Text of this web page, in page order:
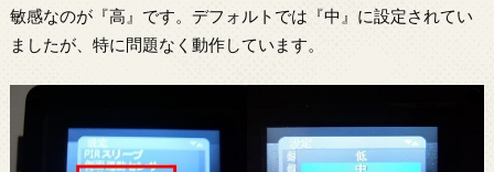
敏感なのが『高』です。デフォルトでは『中』に設定されてい
ましたが、特に問題なく動作しています。